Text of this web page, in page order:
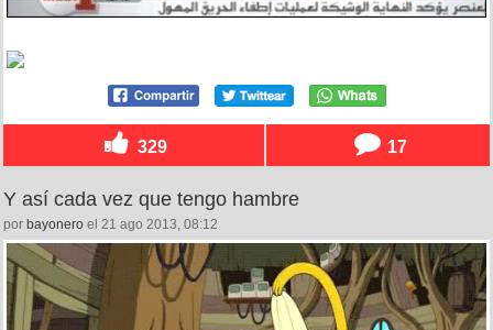
329 17
Y así cada vez que tengo hambre
por bayonero el 21 ago 2013, 08:12